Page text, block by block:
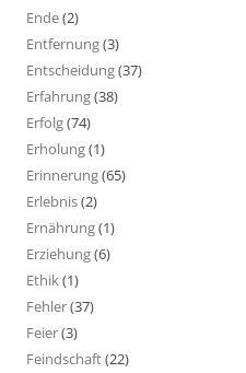
Ende(2)
Entfernung(3)
Entscheidung(37)
Erfahrung(38)
Erfolg(74)
Erholung(1)
Erinnerung(65)
Erlebnis(2)
Ernährung(1)
Erziehung(6)
Ethik(1)
Fehler(37)
Feier(3)
Feindschaft(22)